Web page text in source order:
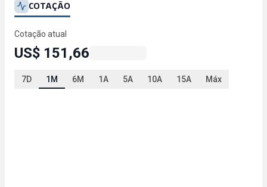
COTAÇÃO
Cotação atual
US$ 151,66
7D 1M 6M 1A 5A 10A 15A Máx